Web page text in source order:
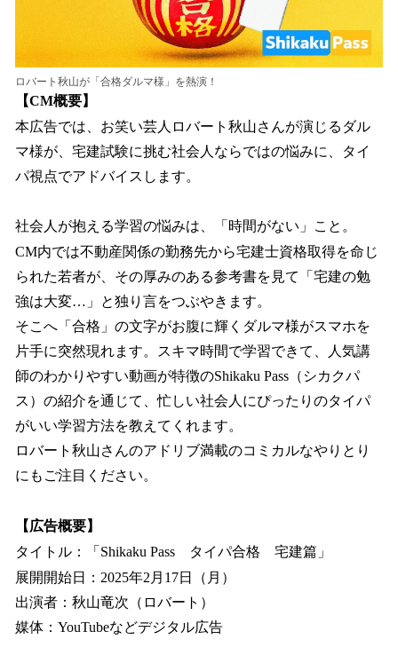
ロバート秋山が「合格ダルマ様」を熱演！
【CM概要】
本広告では、お笑い芸人ロバート秋山さんが演じるダル
マ様が、宅建試験に挑む社会人ならではの悩みに、タイ
パ視点でアドバイスします。
社会人が抱える学習の悩みは、「時間がない」こと。
CM内では不動産関係の勤務先から宅建士資格取得を命じ
られた若者が、その厚みのある参考書を見て「宅建の勉
強は大変…」と独り言をつぶやきます。
そこへ「合格」の文字がお腹に輝くダルマ様がスマホを
片手に突然現れます。スキマ時間で学習できて、人気講
師のわかりやすい動画が特徴のShikaku Pass（シカクパ
ス）の紹介を通じて、忙しい社会人にぴったりのタイパ
がいい学習方法を教えてくれます。
ロバート秋山さんのアドリブ満載のコミカルなやりとり
にもご注目ください。
【広告概要】
タイトル：「Shikaku Pass タイパ合格 宅建篇」
展開開始日：2025年2月17日（月）
出演者：秋山竜次（ロバート）
媒体：YouTubeなどデジタル広告